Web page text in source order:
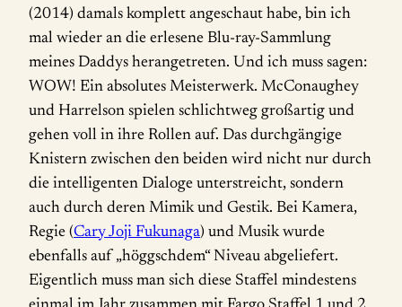
(2014) damals komplett angeschaut habe, bin ich
mal wieder an die erlesene Blu-ray-Sammlung
meines Daddys herangetreten. Und ich muss sagen:
WOW! Ein absolutes Meisterwerk. McConaughey
und Harrelson spielen schlichtweg großartig und
gehen voll in ihre Rollen auf. Das durchgängige
Knistern zwischen den beiden wird nicht nur durch
die intelligenten Dialoge unterstreicht, sondern
auch durch deren Mimik und Gestik. Bei Kamera,
Regie (Cary Joji Fukunaga) und Musik wurde
ebenfalls auf „höggschdem“ Niveau abgeliefert.
Eigentlich muss man sich diese Staffel mindestens